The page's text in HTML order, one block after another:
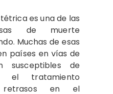
es una de las
de muerte
Muchas de esas
países en vías de
susceptibles de
el tratamiento
retrasos en el